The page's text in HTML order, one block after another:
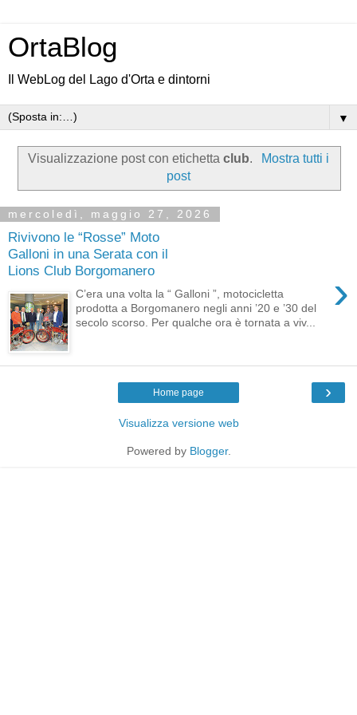
OrtaBlog
Il WebLog del Lago d'Orta e dintorni
▼
Visualizzazione post con etichettaclub.
Mostra tutti i
post
mercoledì, maggio 27, 2026
Rivivono le “Rosse” Moto
Galloni in una Serata con il
Lions Club Borgomanero
›
C’era una volta la “ Galloni ”, motocicletta
prodotta a Borgomanero negli anni ’20 e ’30 del
secolo scorso. Per qualche ora è tornata a viv...
›
Home page
Visualizza versione web
Powered by Blogger.